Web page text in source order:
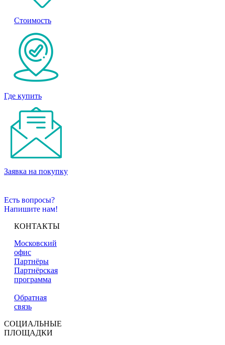
Стоимость
Где купить
Заявка на покупку
Есть вопросы?
Напишите нам!
КОНТАКТЫ
Московский
офис
Партнёры
Партнёрская
программа
Обратная
связь
СОЦИАЛЬНЫЕ
ПЛОЩАДКИ